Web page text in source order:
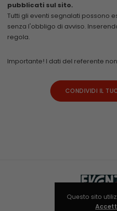
pubblicati sul sito.
Tutti gli eventi segnalati possono
senza l'obbligo di avviso.
regola.
Importante! I dati del referente
CONDIVIDI IL
Questo sito